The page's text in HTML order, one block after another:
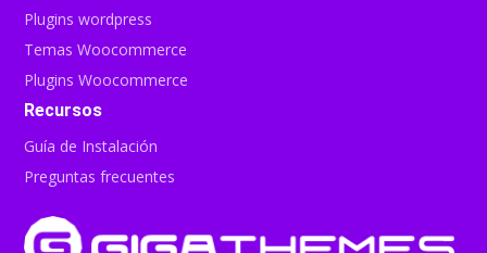
Plugins wordpress
Temas Woocommerce
Plugins Woocommerce
Recursos
Guía de Instalación
Preguntas frecuentes